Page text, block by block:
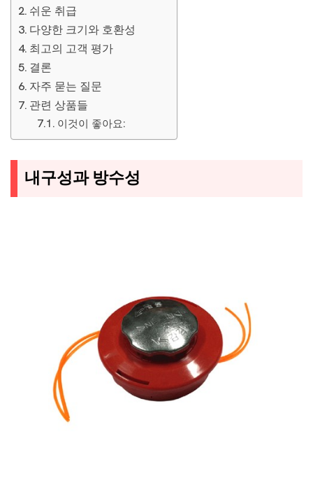
쉬운 취급
다양한 크기와 호환성
최고의 고객 평가
결론
자주 묻는 질문
관련 상품들
이것이 좋아요:
내구성과 방수성